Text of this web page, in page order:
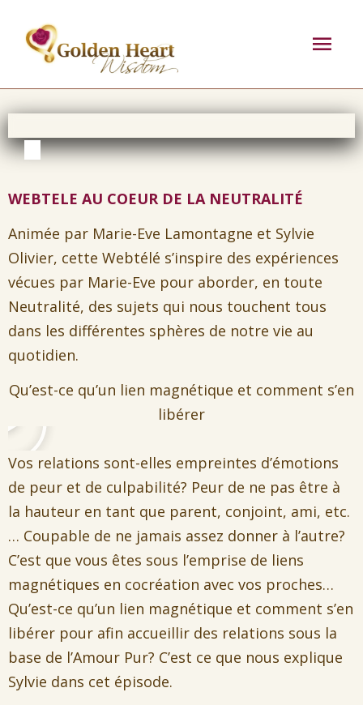
contenu
WEBTELE AU COEUR DE LA NEUTRALITÉ
Animée par Marie-Eve Lamontagne et Sylvie
Olivier, cette Webtélé s’inspire des expériences
vécues par Marie-Eve pour aborder, en toute
Neutralité, des sujets qui nous touchent tous
dans les différentes sphères de notre vie au
quotidien.
Qu’est-ce qu’un lien magnétique et comment s’en
libérer
Lire
Vos relations sont-elles empreintes d’émotions
de peur et de culpabilité? Peur de ne pas être à
la hauteur en tant que parent, conjoint, ami, etc.
… Coupable de ne jamais assez donner à l’autre?
C’est que vous êtes sous l’emprise de liens
magnétiques en cocréation avec vos proches…
Qu’est-ce qu’un lien magnétique et comment s’en
libérer pour afin accueillir des relations sous la
base de l’Amour Pur? C’est ce que nous explique
Sylvie dans cet épisode.